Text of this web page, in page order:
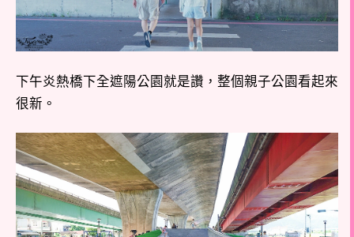
下午炎熱橋下全遮陽公園就是讚，整個親子公園看起來
很新。